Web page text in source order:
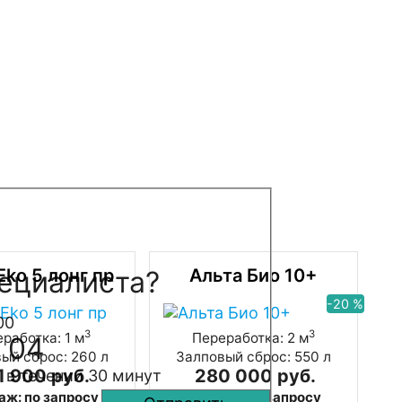
5 лонг пр
1 м3
сброс: 260 л
900 руб.
по запросу
Альта Био 10+
-20 %
Переработка: 2 м3
Залповый сброс: 550 л
280 000 руб.
Монтаж: по запросу
04
течении 30 минут